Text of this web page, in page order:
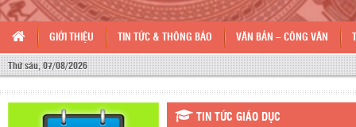
GIỚI THIỆU TIN TỨC & THÔNG BÁO VĂN BẢN – CÔNG VĂN
Thứ sáu, 07/08/2026
TIN TỨC GIÁO DỤC